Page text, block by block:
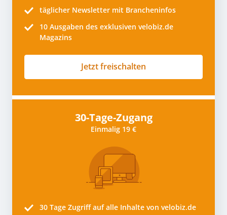
täglicher Newsletter mit Brancheninfos
10 Ausgaben des exklusiven velobiz.de
Magazins
Jetzt freischalten
30-Tage-Zugang
Einmalig 19 €
30 Tage Zugriff auf alle Inhalte von velobiz.de